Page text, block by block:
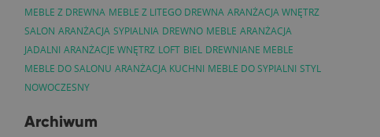
MEBLE Z DREWNA MEBLE Z LITEGO DREWNA ARANŻACJA WNĘTRZ
SALON ARANŻACJA SYPIALNIA DREWNO MEBLE ARANŻACJA
JADALNI ARANŻACJE WNĘTRZ LOFT BIEL DREWNIANE MEBLE
MEBLE DO SALONU ARANŻACJA KUCHNI MEBLE DO SYPIALNI STYL
NOWOCZESNY
Archiwum